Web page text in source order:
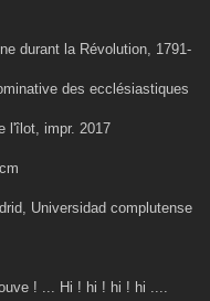
durant la Révolution, 1791-
des ecclésiastiques
l'îlot, impr. 2017
Universidad complutense
! ... Hi ! hi ! hi ! hi ....